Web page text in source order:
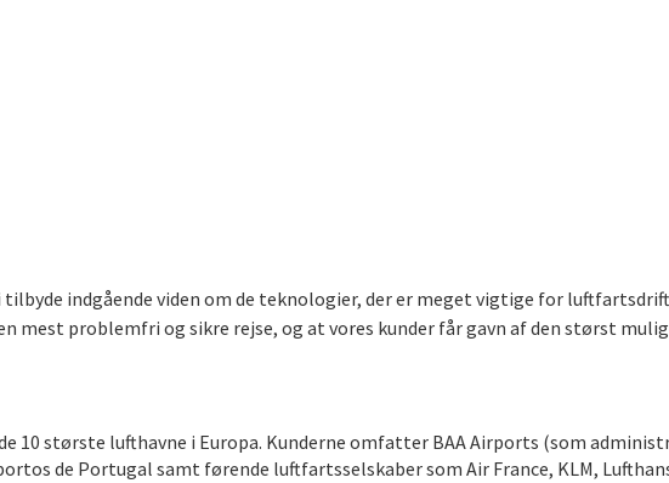
indgående viden om de teknologier, der er meget vigtige for
mest problemfri og sikre rejse, og at vores kunder får gavn af den størst
10 største lufthavne i Europa. Kunderne omfatter BAA Airports (som
de Portugal samt førende luftfartsselskaber som Air France, KLM,